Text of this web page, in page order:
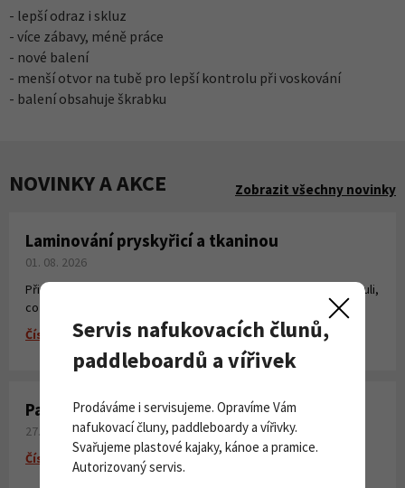
- lepší odraz i skluz
- více zábavy, méně práce
- nové balení
- menší otvor na tubě pro lepší kontrolu při voskování
- balení obsahuje škrabku
NOVINKY A AKCE Zobrazit všechny novinky
Laminování pryskyřicí a tkaninou
01. 08. 2026
Připravili jsme pro Vás krátké instruktážní video, kde jsme shrnuli,
co všechno potřebujete k laminování, vytvoření sklolaminátu.
Číst více
Paddleboardy Viking nově v naší nabídce
27. 06. 2026
Číst více
Servis nafukovacích člunů,
paddleboardů a vířivek
Prodáváme i servisujeme. Opravíme Vám
nafukovací čluny, paddleboardy a vířivky.
Svařujeme plastové kajaky, kánoe a pramice.
Autorizovaný servis.